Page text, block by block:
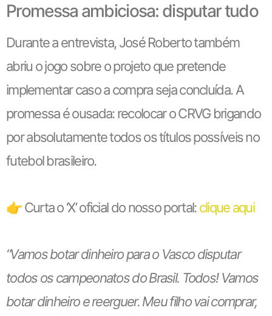
Promessa ambiciosa: disputar tudo
Durante a entrevista, José Roberto também
abriu o jogo sobre o projeto que pretende
implementar caso a compra seja concluída. A
promessa é ousada: recolocar o CRVG brigando
por absolutamente todos os títulos possíveis no
futebol brasileiro.
👉 Curta o ‘X’ oficial do nosso portal:clique aqui
“Vamos botar dinheiro para o Vasco disputar
todos os campeonatos do Brasil. Todos! Vamos
botar dinheiro e reerguer. Meu filho vai comprar,